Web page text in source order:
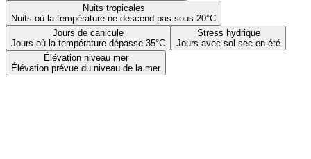
Nuits tropicales
Nuits où la température ne descend pas sous 20°C
Jours de canicule
Jours où la température dépasse 35°C
Stress hydrique
Jours avec sol sec en été
Élévation niveau mer
Élévation prévue du niveau de la mer